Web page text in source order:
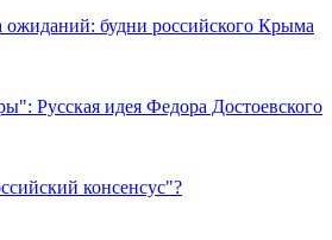
ожиданий: будни российского Крыма
Русская идея Федора Достоевского
консенсус"?